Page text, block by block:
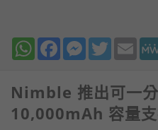
WhatsAppFacebookMessenger
Twitter
Nimble 推出可一
10,000mAh 容量